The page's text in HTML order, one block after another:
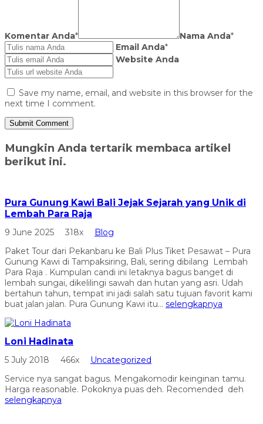
Komentar Anda* Nama Anda*
Email Anda*
Website Anda
Save my name, email, and website in this browser for the
next time I comment.
Mungkin Anda tertarik membaca artikel
berikut ini.
Pura Gunung Kawi Bali Jejak Sejarah yang Unik di
Lembah Para Raja
9 June 2025 318x
Blog
Paket Tour dari Pekanbaru ke Bali Plus Tiket Pesawat – Pura
Gunung Kawi di Tampaksiring, Bali, sering dibilang Lembah
Para Raja . Kumpulan candi ini letaknya bagus banget di
lembah sungai, dikelilingi sawah dan hutan yang asri. Udah
bertahun tahun, tempat ini jadi salah satu tujuan favorit kami
buat jalan jalan. Pura Gunung Kawi itu... selengkapnya
Loni Hadinata
5 July 2018 466x
Uncategorized
Service nya sangat bagus. Mengakomodir keinginan tamu.
Harga reasonable. Pokoknya puas deh. Recomended deh
selengkapnya